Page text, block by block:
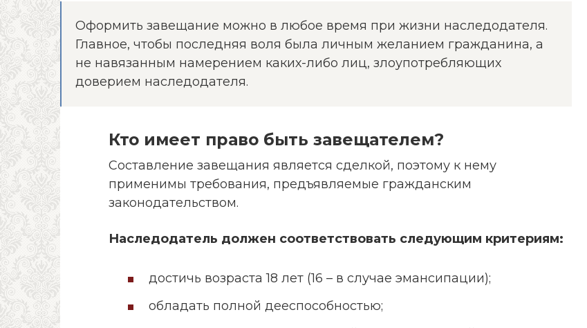
Оформить завещание можно в любое время при жизни наследодателя.
Главное, чтобы последняя воля была личным желанием гражданина, а
не навязанным намерением каких-либо лиц, злоупотребляющих
доверием наследодателя.
Кто имеет право быть завещателем?
Составление завещания является сделкой, поэтому к нему
применимы требования, предъявляемые гражданским
законодательством.
Наследодатель должен соответствовать следующим критериям:
достичь возраста 18 лет (16 – в случае эмансипации);
обладать полной дееспособностью;